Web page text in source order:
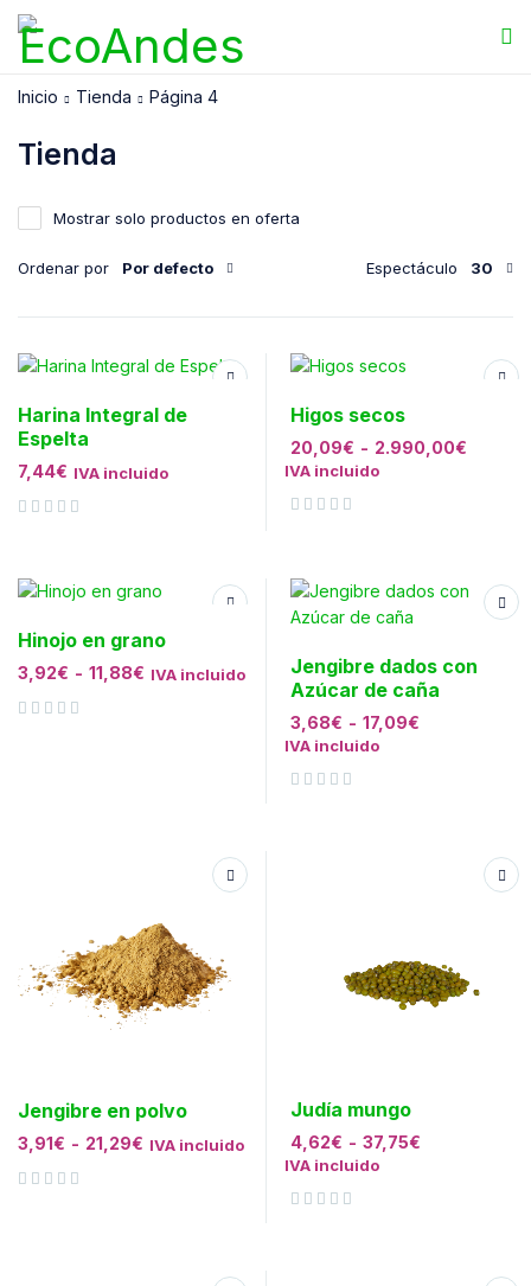
Tienda
Inicio Tienda Página 4
Ordenar por Por defecto
Mostrar solo productos en oferta
Espectáculo 30
Harina Integral de
Espelta
7,44€ IVA incluido
Higos secos
20,09€ - 2.990,00€
IVA incluido
Hinojo en grano
3,92€ - 11,88€ IVA incluido
Jengibre dados con
Azúcar de caña
3,68€ - 17,09€
IVA incluido
Jengibre en polvo
3,91€ - 21,29€ IVA incluido
Judía mungo
4,62€ - 37,75€
IVA incluido